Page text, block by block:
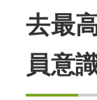
去最
員意